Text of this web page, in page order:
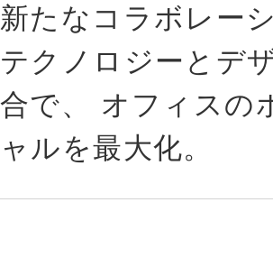
新たなコラボレーシ
テクノロジーとデ
合で、 オフィスの
ャルを最大化。